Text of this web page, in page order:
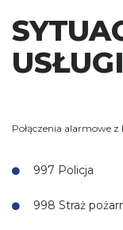
Połączenia alarmowe
997 Policja
998 Straż